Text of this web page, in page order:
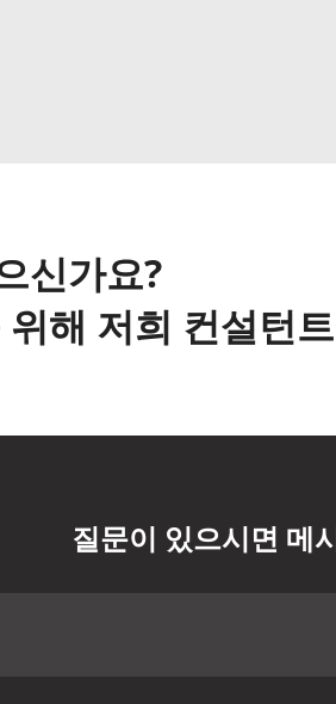
신가요?
해 저희 컨설턴
질문이 있으시면 메